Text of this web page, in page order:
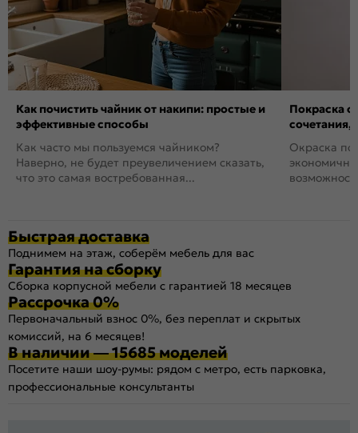
Как почистить чайник от накипи: простые и
эффективные способы
Как часто мы пользуемся чайником?
Наверно, не будет преувеличением сказать,
что это самая востребованная...
Покраска
сочетания,
Окраска
Быстрая доставка
Поднимем на этаж, соберём мебель для вас
Гарантия на сборку
Сборка корпусной мебели с гарантией 18 месяцев
Рассрочка 0%
Первоначальный взнос 0%, без переплат и скрытых
комиссий, на 6 месяцев!
В наличии — 15685 моделей
Посетите наши шоу-румы: рядом с метро, есть парковка,
профессиональные консультанты